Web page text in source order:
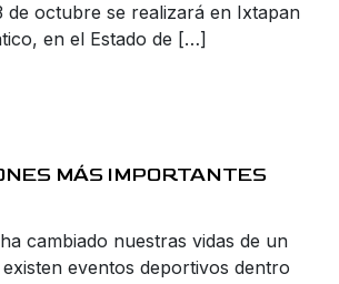
de octubre se realizará en Ixtapan
en el Estado de […]
MÁS IMPORTANTES
cambiado nuestras vidas de un
eventos deportivos dentro